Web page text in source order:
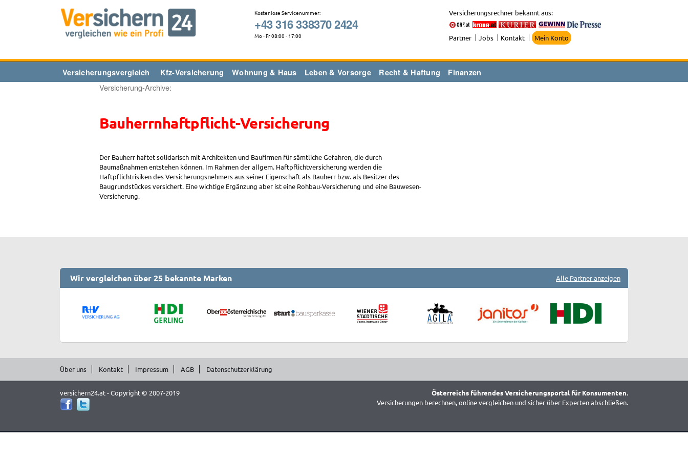
Kostenlose Servicenummer:
+43 316 338370 2424
Mo - Fr 08:00 - 17:00
Versicherungsrechner bekannt aus:
Partner Jobs Kontakt Mein Konto
Versicherungsvergleich Kfz-Versicherung Wohnung & Haus Leben & Vorsorge Recht & Haftung Finanzen
Versicherung-Archive:
Bauherrnhaftpflicht-Versicherung
Der Bauherr haftet solidarisch mit Architekten und Baufirmen für sämtliche Gefahren, die durch
Baumaßnahmen entstehen können. Im Rahmen der allgem. Haftpflichtversicherung werden die
Haftpflichtrisiken des Versicherungsnehmers aus seiner Eigenschaft als Bauherr bzw. als Besitzer des
Baugrundstückes versichert. Eine wichtige Ergänzung aber ist eine Rohbau-Versicherung und eine Bauwesen-
Versicherung.
Wir vergleichen über 25 bekannte Marken Alle Partner anzeigen
Über uns Kontakt Impressum AGB Datenschutzerklärung
versichern24.at - Copyright © 2007-2019
Österreichs führendes Versicherungsportal für Konsumenten.
Versicherungen berechnen, online vergleichen und sicher über Experten abschließen.